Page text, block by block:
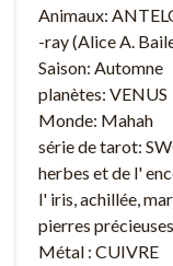
Animaux:
-ray (Alice A.
Saison: Automne
planètes: VENUS
Monde: Mahah
série de tarot:
herbes et de l'
l' iris, achillée,
pierres
Métal : CUIVRE